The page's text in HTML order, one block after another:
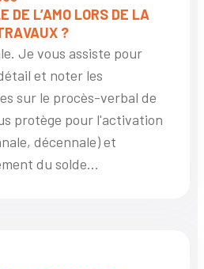
DE L’AMO LORS DE LA
?
Je vous assiste pour
et noter les
sur le procès-verbal de
protège pour l'activation
décennale) et
du solde...